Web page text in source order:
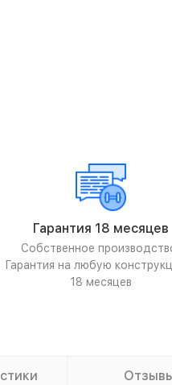
Гарантия 18 месяцев
Собственное
Гарантия на любую
18 месяцев